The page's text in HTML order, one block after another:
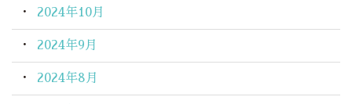
2024年10月
2024年9月
2024年8月